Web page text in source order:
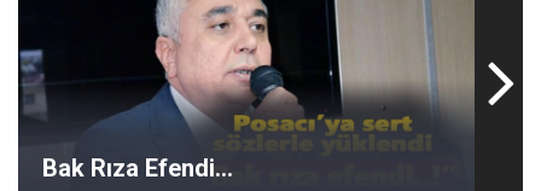
Bak Rıza Efendi...